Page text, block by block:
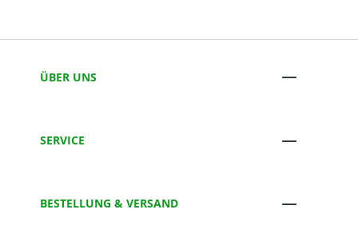
ÜBER UNS
SERVICE
BESTELLUNG & VERSAND